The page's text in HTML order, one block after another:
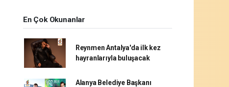
En Çok Okunanlar
Reynmen Antalya'da ilk kez
hayranlarıyla buluşacak
Alanya Belediye Başkanı